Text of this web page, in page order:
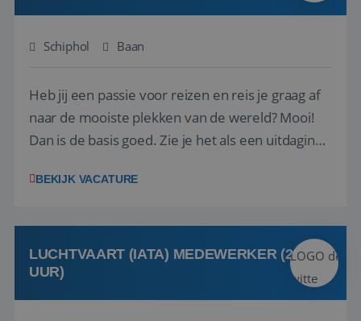
Schiphol Baan
Heb jij een passie voor reizen en reis je graag af
naar de mooiste plekken van de wereld? Mooi!
Dan is de basis goed. Zie je het als een uitdaging
het samenstellen en boeken van de perfecte
deze onderdelen zijn nu samen gevoegd...
BEKIJK VACATURE
LUCHTVAART (IATA) MEDEWERKER (24-32
UUR)